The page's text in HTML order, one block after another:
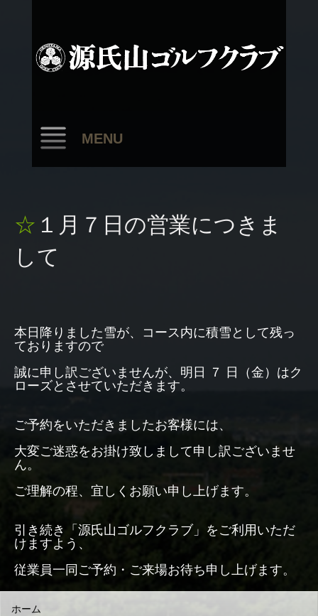
MENU
☆１月７日の営業につきま
して
本日降りました雪が、コース内に積雪として残っ
ておりますので
誠に申し訳ございませんが、明日 ７ 日（金）はク
ローズとさせていただきます。
ご予約をいただきましたお客様には、
大変ご迷惑をお掛け致しまして申し訳ございませ
ん。
ご理解の程、宜しくお願い申し上げます。
引き続き「源氏山ゴルフクラブ」をご利用いただ
けますよう、
従業員一同ご予約・ご来場お待ち申し上げます。
ホーム